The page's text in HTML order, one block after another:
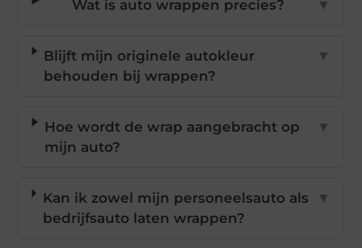
Wat is auto wrappen precies? ▼
Blijft mijn originele autokleur
behouden bij wrappen?
▼
Hoe wordt de wrap aangebracht op
mijn auto?
▼
Kan ik zowel mijn personeelsauto als
bedrijfsauto laten wrappen?
▼